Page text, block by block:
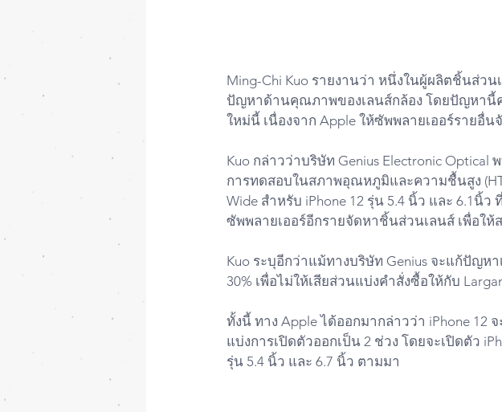
Ming-Chi Kuo รายงานว่า หนึ่งในผู้ผลิตชิ้นส่วน
ปัญหาด้านคุณภาพของเลนส์กล้อง โดยปัญหานี้
ใหม่นี้ เนื่องจาก Apple ให้ซัพพลายเออร์รายอื่
Kuo กล่าวว่าบริษัท Genius Electronic
การทดสอบในสภาพอุณหภูมิและความชื้นสูง
Wide สำหรับ iPhone 12 รุ่น 5.4 นิ้ว และ 6.1นิ้
ซัพพลายเออร์อีกรายจัดหาชิ้นส่วนเลนส์ เพื่อใ
Kuo ระบุอีกว่าแม้ทางบริษัท Genius จะแก้ปัญ
30% เพื่อไม่ให้เสียส่วนแบ่งคำสั่งซื้อให้กับ
ทั้งนี้ ทาง Apple ได้ออกมากล่าวว่า iPhone
แบ่งการเปิดตัวออกเป็น 2 ช่วง โดยจะเปิดตัว
รุ่น 5.4 นิ้ว และ 6.7 นิ้ว ตามมา